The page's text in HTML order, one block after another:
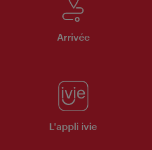
Arrivée
L'appli ivie